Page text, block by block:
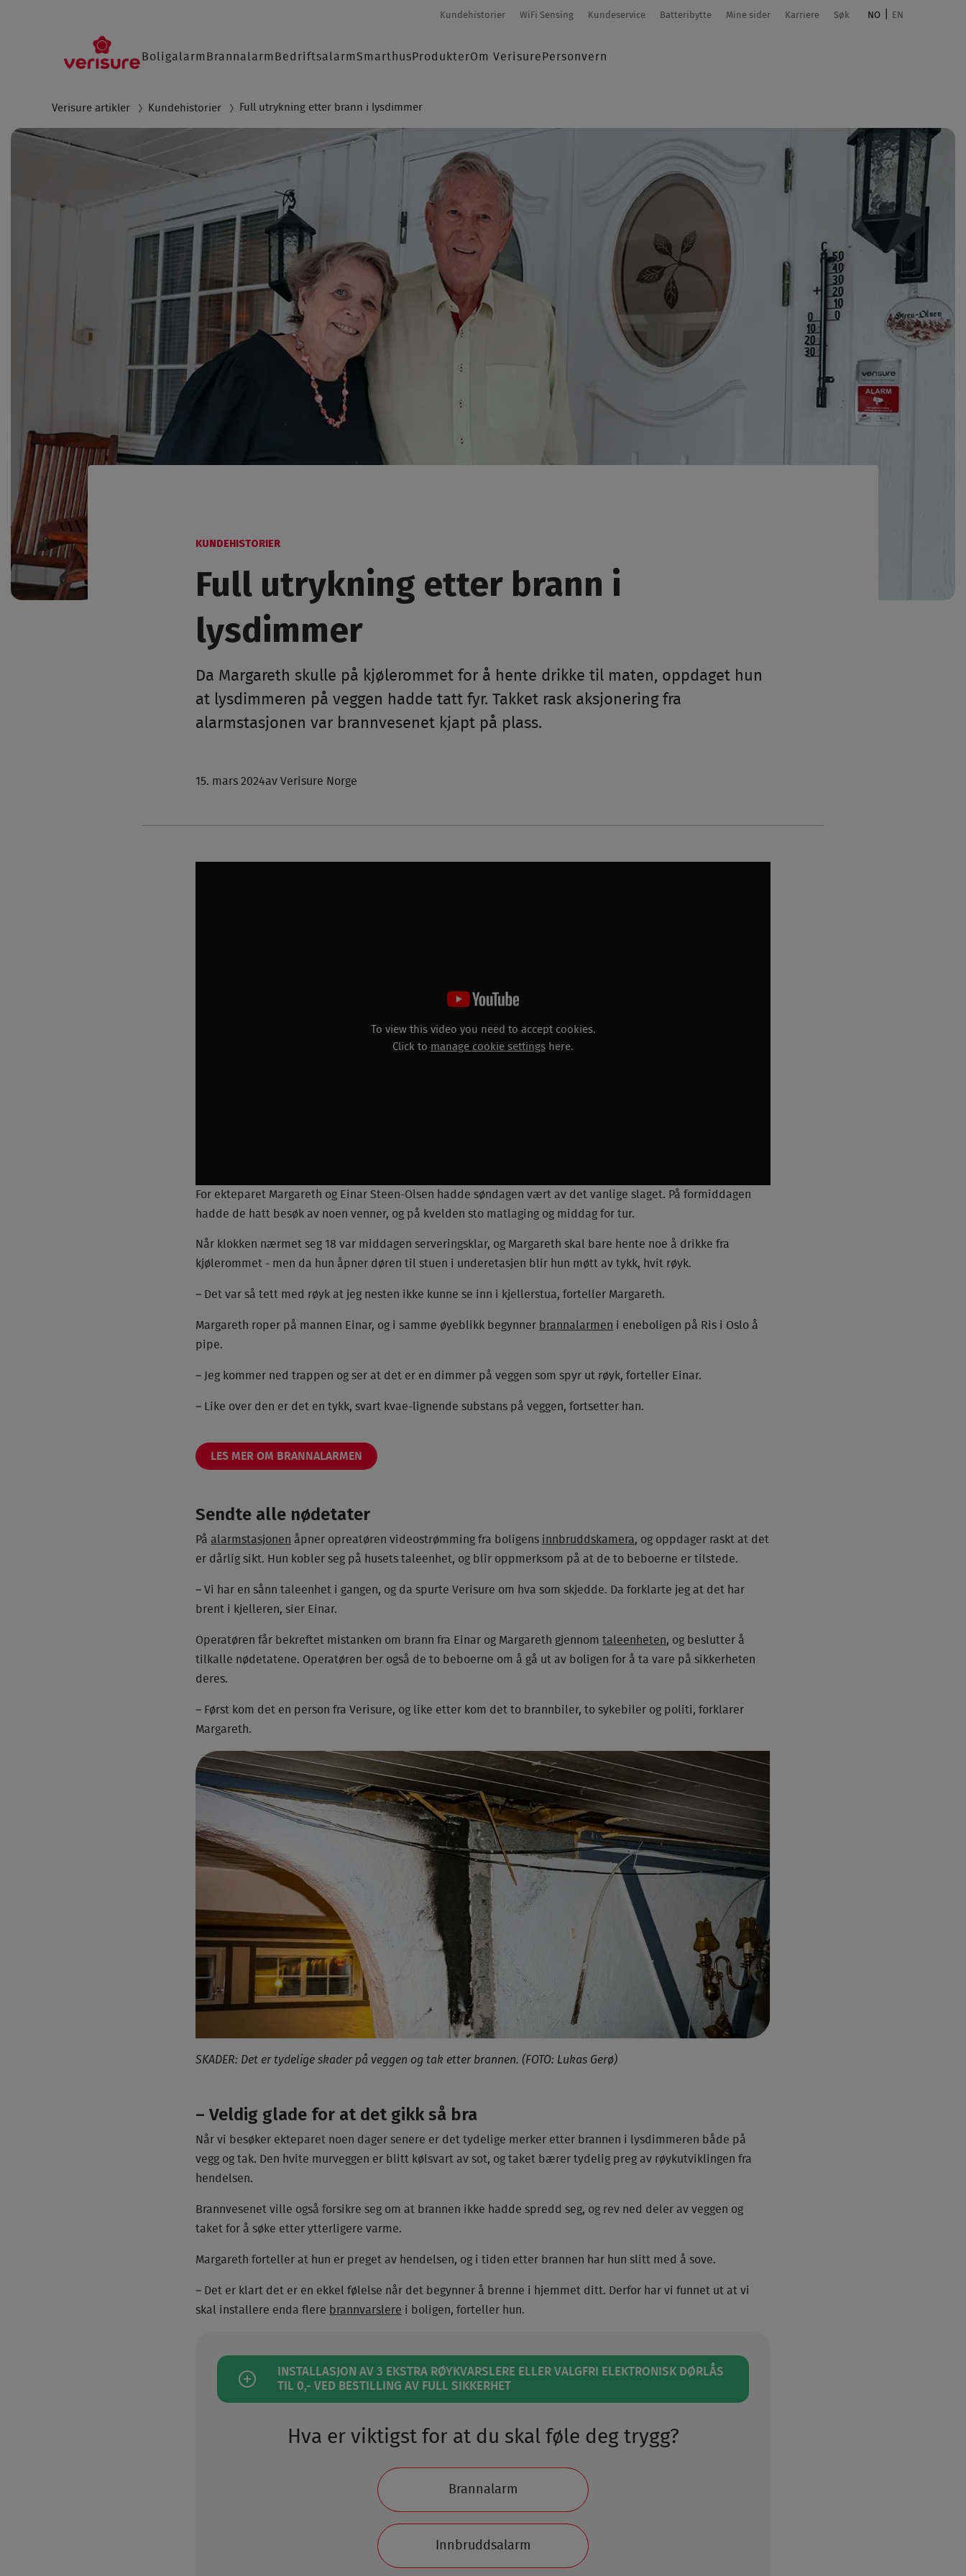
Secondary-
Kundehistorier WiFi Sensing Kundeservice Batteribytte Mine sider Karriere Søk NO EN
Main
Boligalarm Brannalarm BedriftsalarmSmarthus ProdukterOm Verisure Personvern
Breadcrumb
Verisure artikler Kundehistorier Full utrykning etter brann i lysdimmer
KUNDEHISTORIER
Full utrykning etter brann i
lysdimmer
Da Margareth skulle på kjølerommet for å hente drikke til maten, oppdaget hun
at lysdimmeren på veggen hadde tatt fyr. Takket rask aksjonering fra
alarmstasjonen var brannvesenet kjapt på plass.
15. mars 2024av Verisure Norge
To view this video you need to accept cookies.
Click to manage cookie settings here.
For ekteparet Margareth og Einar Steen-Olsen hadde søndagen vært av det vanlige slaget. På formiddagen
hadde de hatt besøk av noen venner, og på kvelden sto matlaging og middag for tur.
Når klokken nærmet seg 18 var middagen serveringsklar, og Margareth skal bare hente noe å drikke fra
kjølerommet - men da hun åpner døren til stuen i underetasjen blir hun møtt av tykk, hvit røyk.
– Det var så tett med røyk at jeg nesten ikke kunne se inn i kjellerstua, forteller Margareth.
Margareth roper på mannen Einar, og i samme øyeblikk begynner brannalarmen i eneboligen på Ris i Oslo å
pipe.
– Jeg kommer ned trappen og ser at det er en dimmer på veggen som spyr ut røyk, forteller Einar.
– Like over den er det en tykk, svart kvae-lignende substans på veggen, fortsetter han.
LES MER OM BRANNALARMEN
Sendte alle nødetater
På alarmstasjonen åpner opreatøren videostrømming fra boligens innbruddskamera, og oppdager raskt at det
er dårlig sikt. Hun kobler seg på husets taleenhet, og blir oppmerksom på at de to beboerne er tilstede.
– Vi har en sånn taleenhet i gangen, og da spurte Verisure om hva som skjedde. Da forklarte jeg at det har
brent i kjelleren, sier Einar.
Operatøren får bekreftet mistanken om brann fra Einar og Margareth gjennom taleenheten, og beslutter å
tilkalle nødetatene. Operatøren ber også de to beboerne om å gå ut av boligen for å ta vare på sikkerheten
deres.
– Først kom det en person fra Verisure, og like etter kom det to brannbiler, to sykebiler og politi, forklarer
Margareth.
SKADER: Det er tydelige skader på veggen og tak etter brannen. (FOTO: Lukas Gerø)
– Veldig glade for at det gikk så bra
Når vi besøker ekteparet noen dager senere er det tydelige merker etter brannen i lysdimmeren både på
vegg og tak. Den hvite murveggen er blitt kølsvart av sot, og taket bærer tydelig preg av røykutviklingen fra
hendelsen.
Brannvesenet ville også forsikre seg om at brannen ikke hadde spredd seg, og rev ned deler av veggen og
taket for å søke etter ytterligere varme.
Margareth forteller at hun er preget av hendelsen, og i tiden etter brannen har hun slitt med å sove.
– Det er klart det er en ekkel følelse når det begynner å brenne i hjemmet ditt. Derfor har vi funnet ut at vi
skal installere enda flere brannvarslere i boligen, forteller hun.
INSTALLASJON AV 3 EKSTRA RØYKVARSLERE ELLER VALGFRI ELEKTRONISK DØRLÅS
TIL 0,- VED BESTILLING AV FULL SIKKERHET
Hva er viktigst for at du skal føle deg trygg?
Brannalarm
Innbruddsalarm